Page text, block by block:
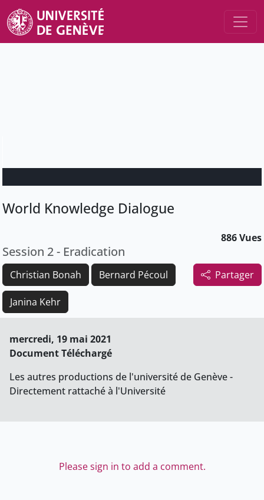
World Knowledge Dialogue
886 Vues
Session 2 - Eradication
Partager
Christian Bonah Bernard Pécoul
Janina Kehr
mercredi, 19 mai 2021
Document Téléchargé
Les autres productions de l'université de Genève -
Directement rattaché à l'Université
Please sign in to add a comment.